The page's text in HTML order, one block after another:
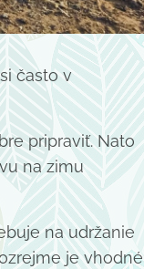
často v
pripraviť. Nato
na zimu
na udržanie
je vhodné